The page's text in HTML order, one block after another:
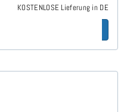
KOSTENLOSE Lieferung in DE